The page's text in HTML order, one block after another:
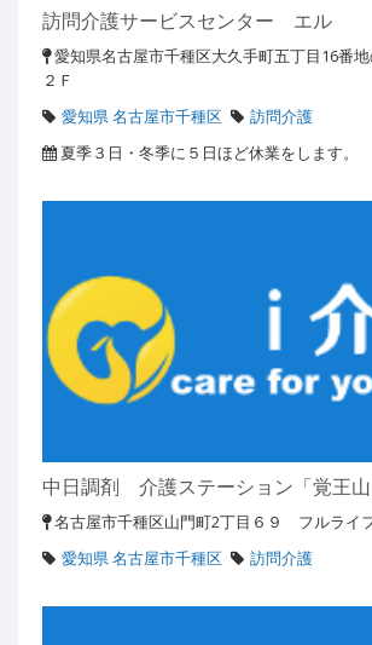
訪問介護サービスセンター エル
愛知県名古屋市千種区大久手町五丁目16番
２Ｆ
愛知県 名古屋市千種区
訪問介護
夏季３日・冬季に５日ほど休業をします。
中日調剤 介護ステーション「覚王山
名古屋市千種区山門町2丁目６９ フルライ
愛知県 名古屋市千種区
訪問介護